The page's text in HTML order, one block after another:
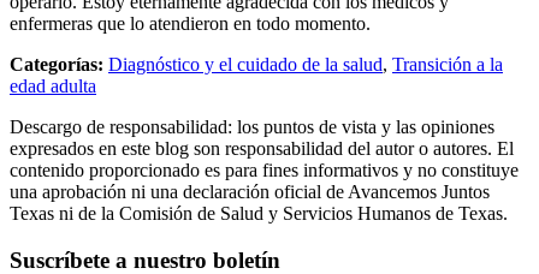
enfermeras que lo atendieron en todo momento.
Categorías: Diagnóstico y el cuidado de la salud, Transición a la
edad adulta
Descargo de responsabilidad: los puntos de vista y las opiniones
expresados en este blog son responsabilidad del autor o autores. El
contenido proporcionado es para fines informativos y no constituye
una aprobación ni una declaración oficial de Avancemos Juntos
Texas ni de la Comisión de Salud y Servicios Humanos de Texas.
Suscríbete a nuestro boletín